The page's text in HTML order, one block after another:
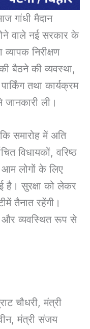
गांधी मैदान
वाले नई सरकार के
निरीक्षण
बैठने की व्यवस्था,
तथा कार्यक्रम
ली।
समारोह में अति
विधायकों, वरिष्ठ
लोगों के लिए
है। सुरक्षा को लेकर
तैनात रहेंगी।
और व्यवस्थित रूप से
चौधरी, मंत्री
मंत्री संजय